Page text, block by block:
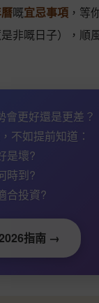
嘅宜忌事項 ，等
非嘅日子），順
會更好還是更差？
不如提前知道：
是壞?
時到?
合投資?
指南 →